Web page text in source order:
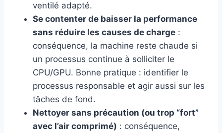
ventilé adapté.
Se contenter de baisser la performance
sans réduire les causes de charge :
conséquence, la machine reste chaude si
un processus continue à solliciter le
CPU/GPU. Bonne pratique : identifier le
processus responsable et agir aussi sur les
tâches de fond.
Nettoyer sans précaution (ou trop “fort”
avec l’air comprimé) : conséquence,